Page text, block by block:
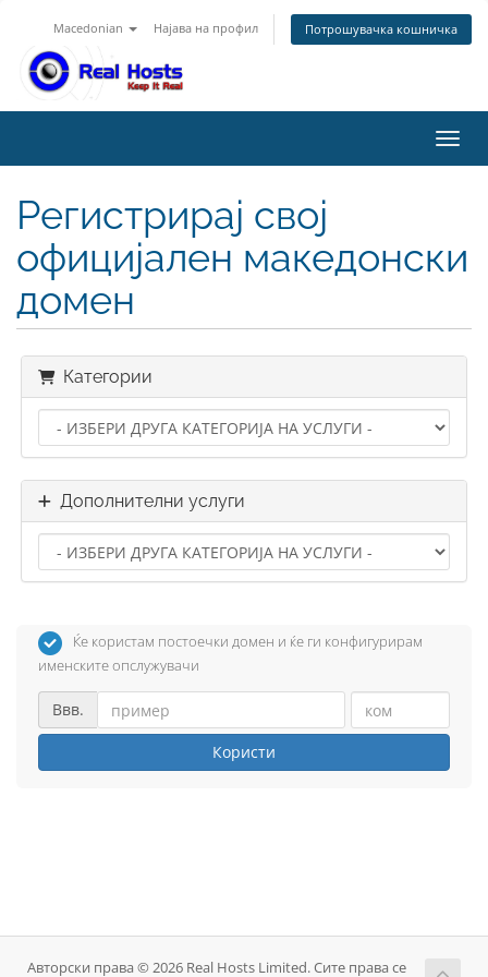
Macedonian Најава на профил Потрошувачка кошничка
Регистрирај свој
официјален македонски
домен
Категории
Дополнителни услуги
Ќе користам постоечки домен и ќе ги конфигурирам
именските опслужувачи
Ввв.
Користи
Авторски права © 2026 Real Hosts Limited. Сите права се